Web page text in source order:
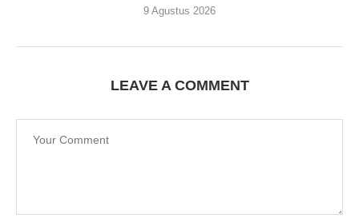
9 Agustus 2026
LEAVE A COMMENT